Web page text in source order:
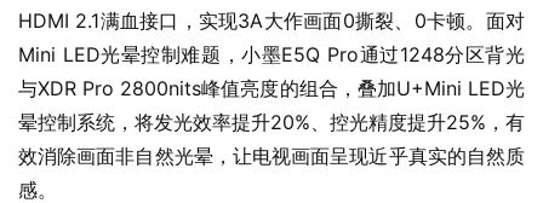
HDMI 2.1满血接口，实现3A大作画面0撕裂、0卡顿。面对
Mini LED光晕控制难题，小墨E5Q Pro通过1248分区背光
与XDR Pro 2800nits峰值亮度的组合，叠加U+Mini LED光
晕控制系统，将发光效率提升20%、控光精度提升25%，有
效消除画面非自然光晕，让电视画面呈现近乎真实的自然质
感。